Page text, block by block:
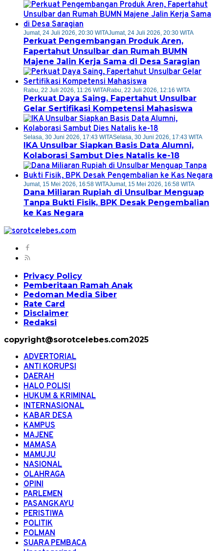
Jumat, 24 Juli 2026, 20:30 WITAJumat, 24 Juli 2026, 20:30 WITA
Perkuat Pengembangan Produk Aren,
Fapertahut Unsulbar dan Rumah BUMN
Majene Jalin Kerja Sama di Desa Saragian
Rabu, 22 Juli 2026, 11:26 WITARabu, 22 Juli 2026, 12:16 WITA
Perkuat Daya Saing, Fapertahut Unsulbar
Gelar Sertifikasi Kompetensi Mahasiswa
Selasa, 30 Juni 2026, 17:43 WITASelasa, 30 Juni 2026, 17:43 WITA
IKA Unsulbar Siapkan Basis Data Alumni,
Kolaborasi Sambut Dies Natalis ke-18
Jumat, 15 Mei 2026, 16:58 WITAJumat, 15 Mei 2026, 16:58 WITA
Dana Miliaran Rupiah di Unsulbar Menguap
Tanpa Bukti Fisik, BPK Desak Pengembalian
ke Kas Negara
Privacy Policy
Pemberitaan Ramah Anak
Pedoman Media Siber
Rate Card
Disclaimer
Redaksi
copyright@sorotcelebes.com2025
ADVERTORIAL
ANTI KORUPSI
DAERAH
HALO POLISI
HUKUM & KRIMINAL
INTERNASIONAL
KABAR DESA
KAMPUS
MAJENE
MAMASA
MAMUJU
NASIONAL
OLAHRAGA
OPINI
PARLEMEN
PASANGKAYU
PERISTIWA
POLITIK
POLMAN
SUARA PEMBACA